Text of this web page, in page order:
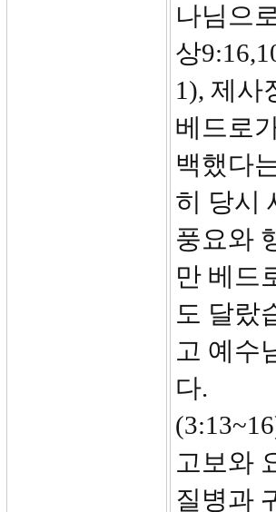
나님으
상
1), 제사
베드로
백했다
히 당시
풍요와
만 베드
도 달랐
고 예수
다.
고보와
질병과